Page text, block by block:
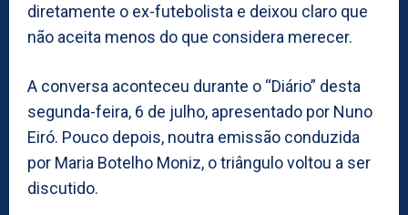
diretamente o ex-futebolista e deixou claro que
não aceita menos do que considera merecer.
A conversa aconteceu durante o “Diário” desta
segunda-feira, 6 de julho, apresentado por Nuno
Eiró. Pouco depois, noutra emissão conduzida
por Maria Botelho Moniz, o triângulo voltou a ser
discutido.